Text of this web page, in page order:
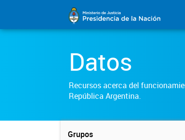
Datos
Recursos acerca del
República Argentina.
Grupos